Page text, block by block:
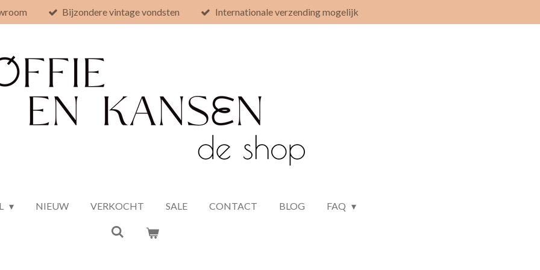
Bijzondere vintage vondsten Internationale verzending mogelijk
NIEUW VERKOCHT SALE CONTACT BLOG FAQ